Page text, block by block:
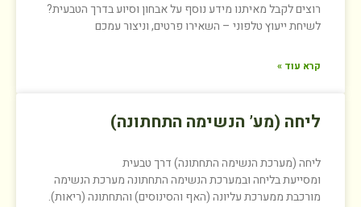
רוצים לקבל מאיתנו מידע נוסף על אבחון וסיוע בדרך הטבעית?
לשיחת ייעוץ טלפוני – השאירו פרטים, וניצור עמכם
קרא עוד »
ליחה (מע’ הנשימה התחתונה)
ליחה (מערכת הנשימה התחתונה) דרך טבעית
ומסייעת בליחה ובמערכת הנשימה התחתונה מערכת הנשימה
מורכבת ממערכת עליונה (האף והסינוסים) והתחתונה (ריאות).